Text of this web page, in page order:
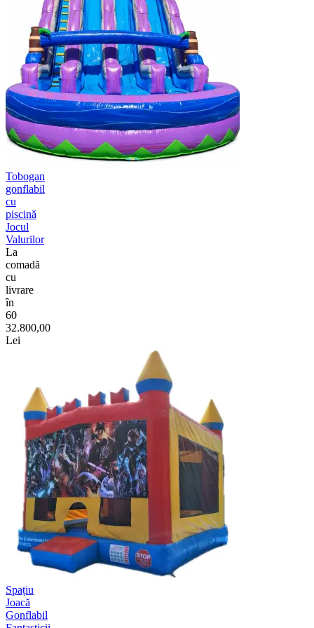
Tobogan
gonflabil
cu
piscină
Jocul
Valurilor
La
comadã
cu
livrare
în
60
32.800,00
Lei
Spațiu
Joacă
Gonflabil